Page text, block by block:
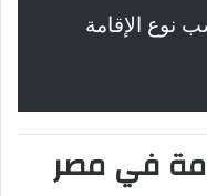
نوع الإقامة
في مصر